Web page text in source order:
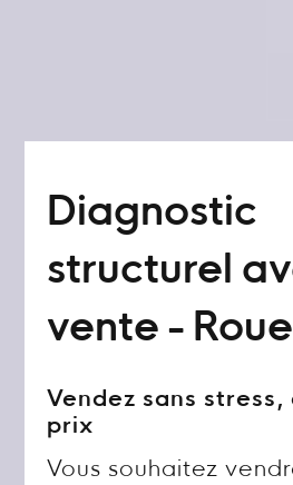
Diagnostic
structurel
vente -
Vendez sans stress,
prix
Vous souhaitez